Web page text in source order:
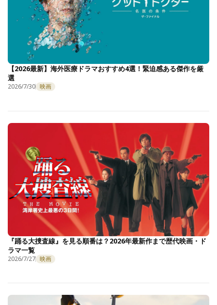
【2026最新】海外医療ドラマおすすめ4選！緊迫感ある傑作を厳
選
2026/7/30 映画
『踊る大捜査線』を見る順番は？2026年最新作まで歴代映画・ド
ラマ一覧
2026/7/27 映画